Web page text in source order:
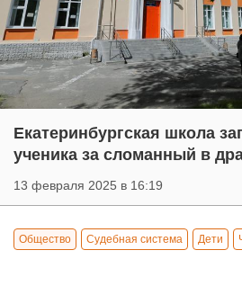
Екатеринбургская школа
ученика за сломанный в
13 февраля 2025 в 16:19
Общество Судебная система Дети